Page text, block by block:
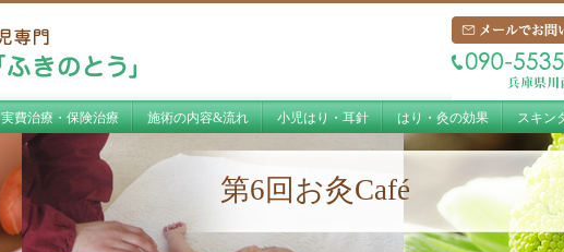
実費治療・保険治療 施術の内容&流れ 小児はり・耳針 はり・灸の効果 スキン
第6回お灸Café